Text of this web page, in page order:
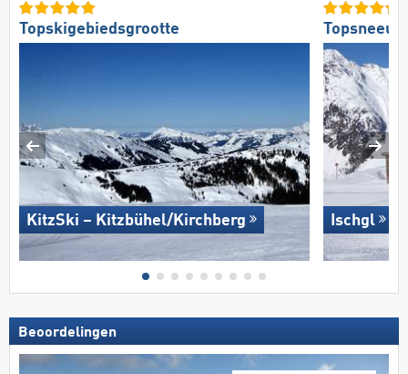
Topskigebiedsgrootte
KitzSki – Kitzbühel/​Kirchberg Ischgl
Beoordelingen